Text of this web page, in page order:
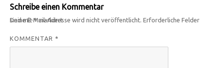
Schreibe einen Kommentar
Deine E-Mail-Adresse wird nicht veröffentlicht.
Erforderliche Felder sind mit*markiert
KOMMENTAR *